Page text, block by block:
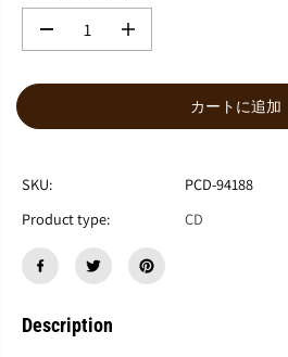
格
H
E
E
T
A
数
T
E
カートに追加
SKU:
PCD-94188
Product type:
CD
Description